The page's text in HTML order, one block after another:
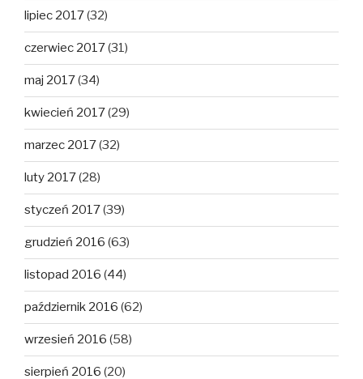
lipiec 2017(32)
czerwiec 2017(31)
maj 2017(34)
kwiecień 2017(29)
marzec 2017(32)
luty 2017(28)
styczeń 2017(39)
grudzień 2016 (63)
listopad 2016 (44)
październik 2016 (62)
wrzesień 2016 (58)
sierpień 2016 (20)